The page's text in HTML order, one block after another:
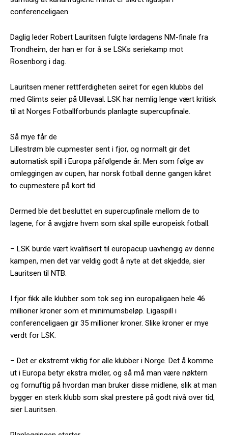
conferenceligaen.
Daglig leder Robert Lauritsen fulgte lørdagens NM-finale fra
Trondheim, der han er for å se LSKs seriekamp mot
Rosenborg i dag.
Lauritsen mener rettferdigheten seiret for egen klubbs del
med Glimts seier på Ullevaal. LSK har nemlig lenge vært kritisk
til at Norges Fotballforbunds planlagte supercupfinale.
Så mye får de
Lillestrøm ble cupmester sent i fjor, og normalt gir det
automatisk spill i Europa påfølgende år. Men som følge av
omleggingen av cupen, har norsk fotball denne gangen kåret
to cupmestere på kort tid.
Dermed ble det besluttet en supercupfinale mellom de to
lagene, for å avgjøre hvem som skal spille europeisk fotball.
– LSK burde vært kvalifisert til europacup uavhengig av denne
kampen, men det var veldig godt å nyte at det skjedde, sier
Lauritsen til NTB.
I fjor fikk alle klubber som tok seg inn europaligaen hele 46
millioner kroner som et minimumsbeløp. Ligaspill i
conferenceligaen gir 35 millioner kroner. Slike kroner er mye
verdt for LSK.
– Det er ekstremt viktig for alle klubber i Norge. Det å komme
ut i Europa betyr ekstra midler, og så må man være nøktern
og fornuftig på hvordan man bruker disse midlene, slik at man
bygger en sterk klubb som skal prestere på godt nivå over tid,
sier Lauritsen.